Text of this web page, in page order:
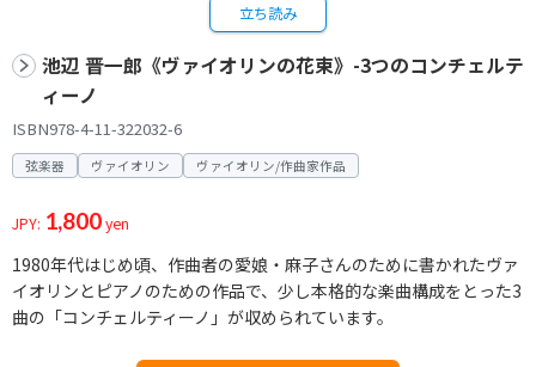
立ち読み
池辺 晋一郎《ヴァイオリンの花束》-3つのコンチェルテ
ィーノ
ISBN978-4-11-322032-6
弦楽器 ヴァイオリン ヴァイオリン/作曲家作品
JPY: 1,800yen
1980年代はじめ頃、作曲者の愛娘・麻子さんのために書かれたヴァ
イオリンとピアノのための作品で、少し本格的な楽曲構成をとった3
曲の「コンチェルティーノ」が収められています。